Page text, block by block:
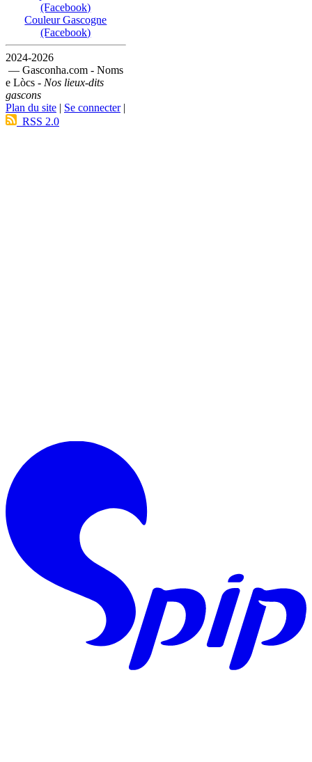
(Facebook)
Couleur Gascogne
(Facebook)
2024-2026
— Gasconha.com - Noms
e Lòcs - Nos lieux-dits
gascons
Plan du site | Se connecter|
RSS 2.0